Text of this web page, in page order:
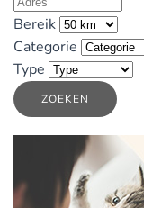
Bereik
Categorie
Type
ZOEKEN